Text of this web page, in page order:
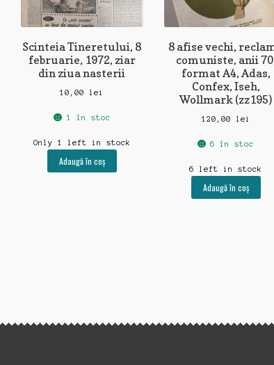
Scinteia Tineretului, 8
februarie, 1972, ziar
din ziua nasterii
10,00lei
1 în stoc
Only 1 left in stock
Adaugă în coș
8 afise vechi,
comuniste, anii
format A4, Adas,
Confex, Iseh,
Wollmark (zz195)
120,00 lei
6 în stoc
6 left in stock
Adaugă în coș